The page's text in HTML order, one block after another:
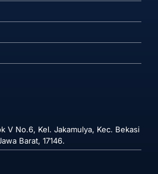
V No.6, Kel. Jakamulya, Kec. Bekasi
Barat, 17146.